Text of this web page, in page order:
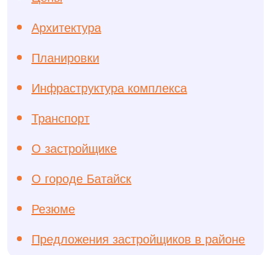
Архитектура
Планировки
Инфраструктура комплекса
Транспорт
О застройщике
О городе Батайск
Резюме
Предложения застройщиков в районе